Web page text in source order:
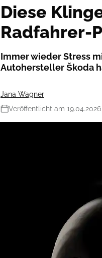
Diese
Radfahrer-
Immer wieder Stress
Autohersteller Škoda
Jana Wagner
Veröffentlicht am 19.04.2026